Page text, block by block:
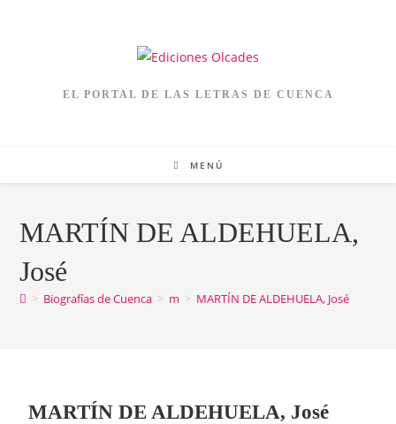
EL PORTAL DE LAS LETRAS DE CUENCA
MENÚ
MARTÍN DE ALDEHUELA,
José
> Biografías de Cuenca > m > MARTÍN DE ALDEHUELA, José
MARTÍN DE ALDEHUELA, José